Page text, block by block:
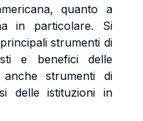
quanto a
in particolare. Si
strumenti di
e benefici delle
strumenti di
delle istituzioni in